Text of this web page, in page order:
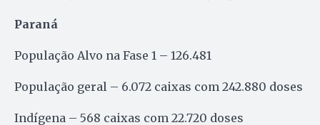
Paraná
População Alvo na Fase 1 – 126.481
População geral – 6.072 caixas com 242.880 doses
Indígena – 568 caixas com 22.720 doses